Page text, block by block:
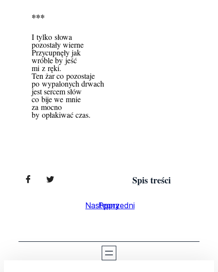
***
I tylko słowa
pozostały wierne
Przycupnęły jak
wróble by jeść
mi z ręki.
Ten żar co pozostaje
po wypalonych drwach
jest sercem słów
co bije we mnie
za mocno
by opłakiwać czas.
Spis treści
Poprzedni
Następny